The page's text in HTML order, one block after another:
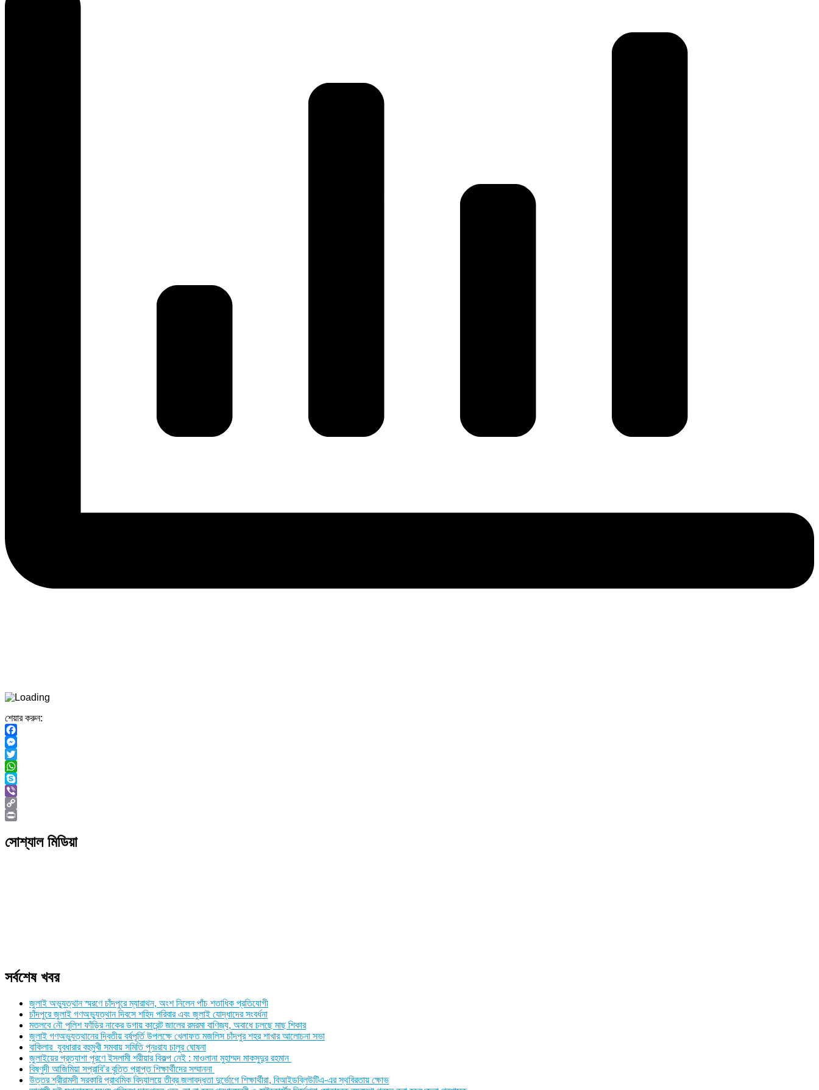
শেয়ার করুন:
Facebook
Messenger
Twitter
WhatsApp
Skype
Viber
Copy
সোশ্যাল মিডিয়া
সর্বশেষ খবর
জুলাই অভ্যুত্থান স্মরণে চাঁদপুরে ম্যারাথন, অংশ নিলেন পাঁচ শতাধিক প্রতিযোগী
চাঁদপুরে জুলাই গণঅভ্যুত্থান দিবসে শহিদ পরিবার এবং জুলাই যোদ্ধাদের সংবর্ধনা
মতলবে নৌ পুলিশ ফাঁড়ির নাকের ডগায় কারেন্ট জালের রমরমা বাণিজ্য, অবাধে চলছে মাছ শিকার
জুলাই গণঅভ্যুত্থানের দ্বিতীয় বর্ষপূর্তি উপলক্ষে খেলাফত মজলিস চাঁদপুর শহর শাখার আলোচনা সভা
বাকিলার যুবধারার বহুমুখী সমবায় সমিতি পুনঃরায চালুর ঘোষনা
জুলাইয়ের প্রত্যাশা পূরণে ইসলামী শরীয়ার বিকল্প নেই : মাওলানা মুহাম্মদ মাকসুদুর রহমান
বিষ্ণুদী আজিমিয়া সপ্রাবি’র বৃত্তি প্রাপ্ত শিক্ষার্থীদের সম্মাননা
উত্তর শ্রীরামদী সরকারি প্রাথমিক বিদ্যালয়ে তীব্র জলাবদ্ধতা দুর্ভোগে শিক্ষার্থীরা, বিআইডব্লিউটিএ-এর স্থবিরতায় ক্ষোভ